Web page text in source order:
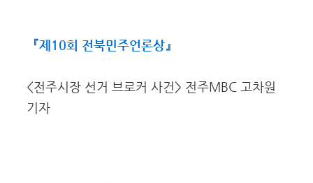
『제10회 전북민주언론상』
<전주시장 선거 브로커 사건> 전주MBC 고차원
기자